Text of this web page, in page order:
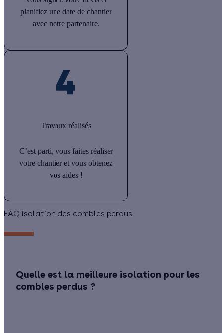
planifiez une date de chantier
avec notre partenaire.
Travaux réalisés
C’est parti, vous faites réaliser
votre chantier et vous obtenez
vos aides !
FAQ isolation des combles perdus
Quelle est la meilleure isolation pour les
combles perdus ?